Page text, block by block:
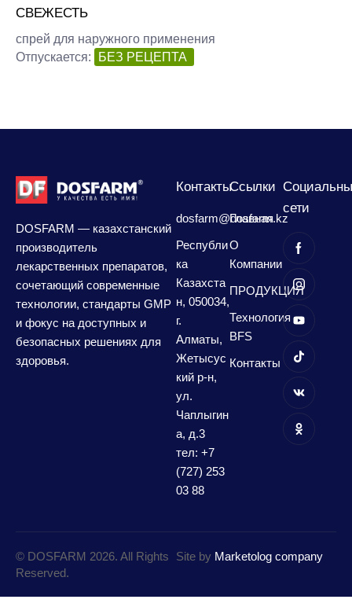
СВЕЖЕСТЬ
спрей для наружного применения
Отпускается:
БЕЗ РЕЦЕПТА
DOSFARM — казахстанский
производитель
лекарственных препаратов,
сочетающий современные
технологии, стандарты GMP
и фокус на доступных и
безопасных решениях для
здоровья.
Контакты
dosfarm@dosfarm.kz
Республи
ка
Казахста
н, 050034,
г.
Алматы,
Жетысус
кий р-н,
ул.
Чаплыгин
а, д.3
тел: +7
(727) 253
03 88
Сcылки
Главная
О
Компании
ПРОДУКЦИЯ
Технология
BFS
Контакты
сети
© DOSFARM 2026. All Rights
Reserved.
Site by Marketolog company